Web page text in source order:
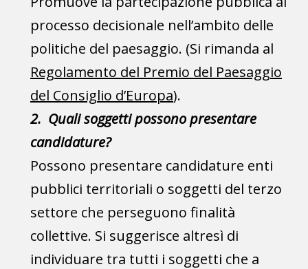
processo decisionale nell’ambito delle
politiche del paesaggio. (Si rimanda al
Regolamento del Premio del Paesaggio
del Consiglio d’Europa).
2. Quali soggetti possono presentare
candidature?
Possono presentare candidature enti
pubblici territoriali o soggetti del terzo
settore che perseguono finalità
collettive. Si suggerisce altresì di
individuare tra tutti i soggetti che a